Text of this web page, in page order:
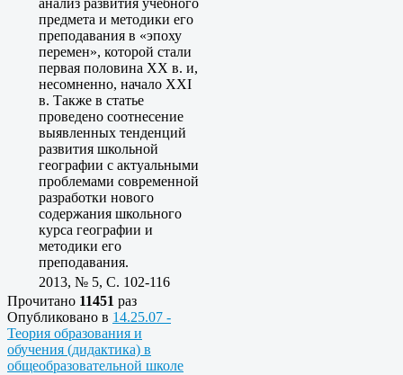
предмета и методики его
преподавания в «эпоху
перемен», которой стали
первая половина ХХ в. и,
несомненно, начало ХХI
в. Также в статье
проведено соотнесение
выявленных тенденций
развития школьной
географии с актуальными
проблемами современной
разработки нового
содержания школьного
курса географии и
методики его
преподавания.
2013, № 5, C. 102-116
Прочитано 11451 раз
Опубликовано в 14.25.07 -
Теория образования и
обучения (дидактика) в
общеобразовательной школе